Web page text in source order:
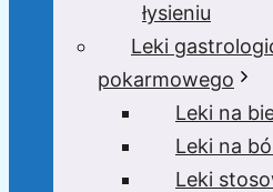
łysieniu
Leki
pokarmowego
Leki na
Leki na
Leki